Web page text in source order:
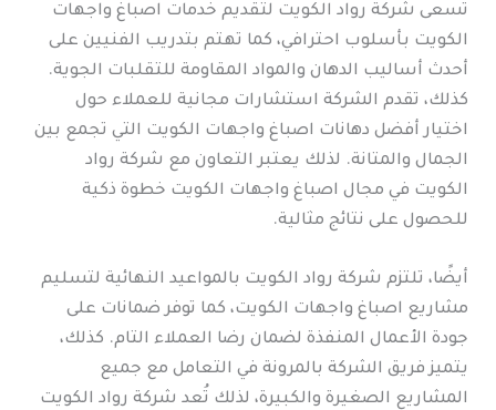
تسعى شركة رواد الكويت لتقديم خدمات اصباغ واجهات
الكويت بأسلوب احترافي، كما تهتم بتدريب الفنيين على
أحدث أساليب الدهان والمواد المقاومة للتقلبات الجوية.
كذلك، تقدم الشركة استشارات مجانية للعملاء حول
اختيار أفضل دهانات اصباغ واجهات الكويت التي تجمع بين
الجمال والمتانة. لذلك يعتبر التعاون مع شركة رواد
الكويت في مجال اصباغ واجهات الكويت خطوة ذكية
للحصول على نتائج مثالية.
أيضًا، تلتزم شركة رواد الكويت بالمواعيد النهائية لتسليم
مشاريع اصباغ واجهات الكويت، كما توفر ضمانات على
جودة الأعمال المنفذة لضمان رضا العملاء التام. كذلك،
يتميز فريق الشركة بالمرونة في التعامل مع جميع
المشاريع الصغيرة والكبيرة، لذلك تُعد شركة رواد الكويت